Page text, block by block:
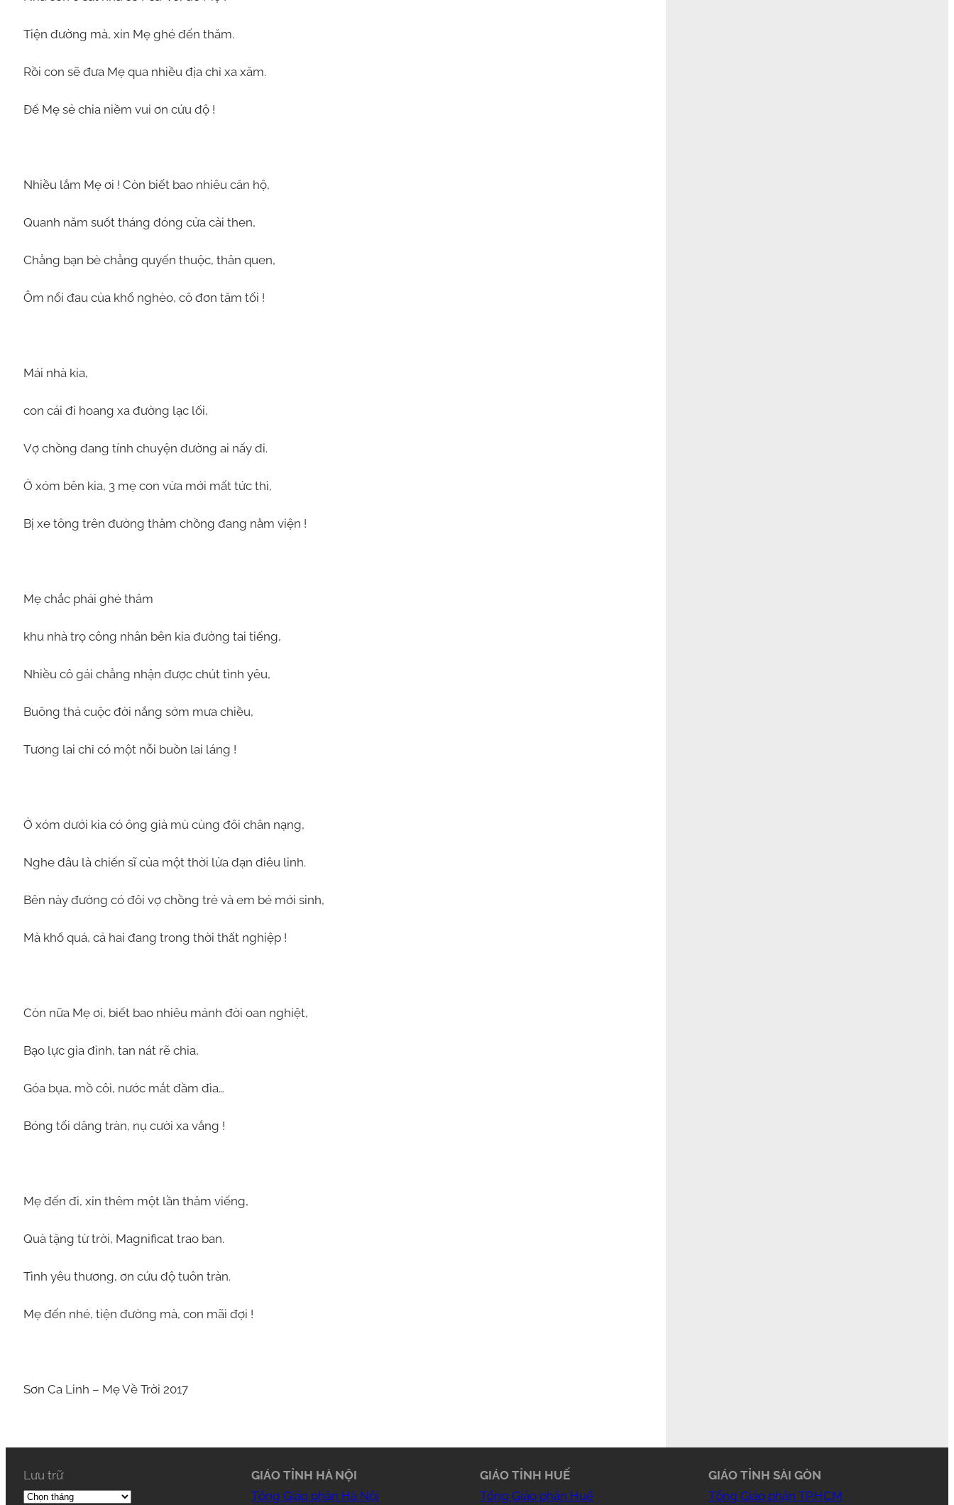
Tiện đường mà, xin Mẹ ghé đến thăm.
Rồi con sẽ đưa Mẹ qua nhiều địa chỉ xa xăm.
Để Mẹ sẻ chia niềm vui ơn cứu độ !
Nhiều lắm Mẹ ơi ! Còn biết bao nhiêu căn hộ,
Quanh năm suốt tháng đóng cửa cài then,
Chẳng bạn bè chẳng quyến thuộc, thân quen,
Ôm nổi đau của khổ nghèo, cô đơn tăm tối !
Mái nhà kia,
con cái đi hoang xa đường lạc lối,
Vợ chồng đang tính chuyện đường ai nấy đi.
Ở xóm bên kia, 3 mẹ con vừa mới mất tức thì,
Bị xe tông trên đường thăm chồng đang nằm viện !
Mẹ chắc phải ghé thăm
khu nhà trọ công nhân bên kia đường tai tiếng,
Nhiều cô gái chẳng nhận được chút tình yêu,
Buông thả cuộc đời nắng sớm mưa chiều,
Tương lai chỉ có một nỗi buồn lai láng !
Ở xóm dưới kia có ông già mù cùng đôi chân nạng,
Nghe đâu là chiến sĩ của một thời lửa đạn điêu linh.
Bên này đường có đôi vợ chồng trẻ và em bé mới sinh,
Mà khổ quá, cả hai đang trong thời thất nghiệp !
Còn nữa Mẹ ơi, biết bao nhiêu mảnh đời oan nghiệt,
Bạo lực gia đình, tan nát rẽ chia,
Góa bụa, mồ côi, nước mắt đầm đìa…
Bóng tối dâng tràn, nụ cười xa vắng !
Mẹ đến đi, xin thêm một lần thăm viếng,
Quà tặng từ trời, Magnificat trao ban.
Tình yêu thương, ơn cứu độ tuôn tràn.
Mẹ đến nhé, tiện đường mà, con mãi đợi !
Sơn Ca Linh – Mẹ Về Trời 2017
Lưu trữ
GIÁO TỈNH HÀ NỘI
Tổng Giáo phận Hà Nội
GIÁO TỈNH HUẾ
Tổng Giáo phận Huế
GIÁO TỈNH SÀI GÒN
Tổng Giáo phận TP.HCM